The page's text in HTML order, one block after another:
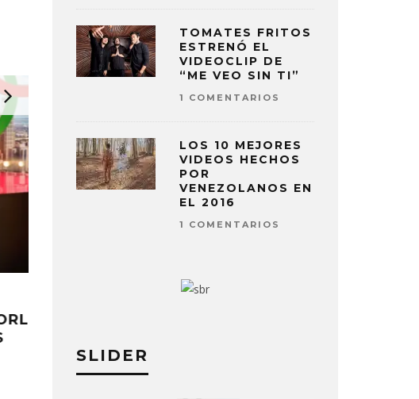
TOMATES FRITOS
ESTRENÓ EL
VIDEOCLIP DE
“ME VEO SIN TI”
1 COMENTARIOS
LOS 10 MEJORES
VIDEOS HECHOS
POR
VENEZOLANOS EN
EL 2016
1 COMENTARIOS
SLIDER